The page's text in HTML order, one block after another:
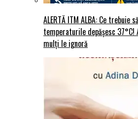
ALERTĂ ITM ALBA: Ce trebuie
temperaturile depășesc
mulți le ignoră